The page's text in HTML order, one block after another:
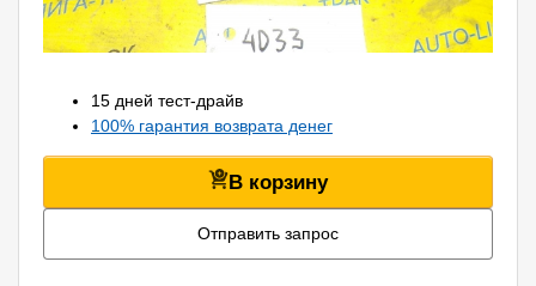
15 дней тест-драйв
100% гарантия возврата денег
В корзину
Отправить запрос